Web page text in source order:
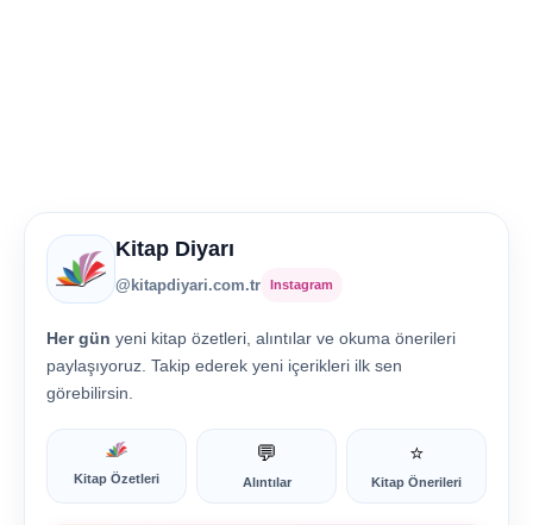
Kitap Diyarı
@kitapdiyari.com.tr Instagram
Her gün yeni kitap özetleri, alıntılar ve okuma önerileri
paylaşıyoruz. Takip ederek yeni içerikleri ilk sen
görebilirsin.
Kitap Özetleri
💬
Alıntılar
⭐
Kitap Önerileri